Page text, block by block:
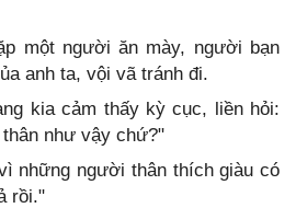
một người ăn mày, người bạn
anh ta, vội vã tránh đi.
kia cảm thấy kỳ cục, liền hỏi:
như vậy chứ?"
những người thân thích giàu có
rồi."